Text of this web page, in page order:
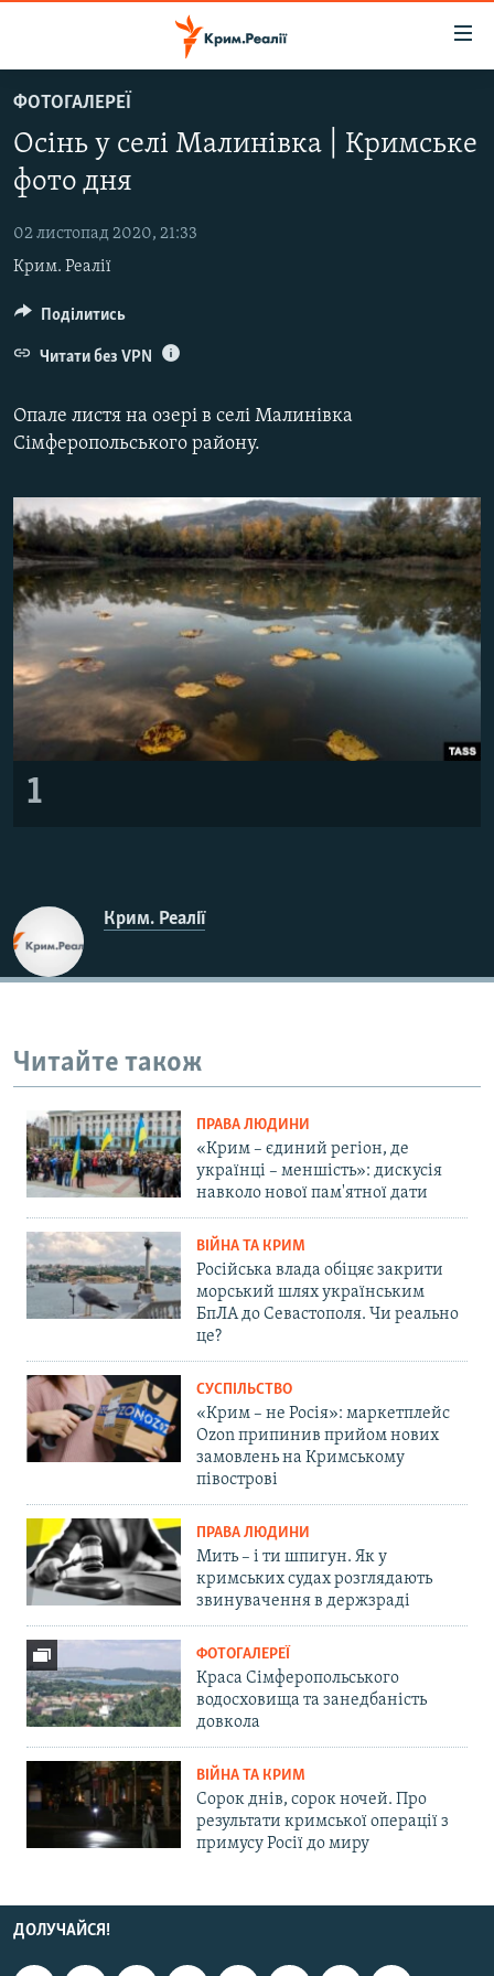
до
основного
матеріалу
Перейти
до
навігації
Перейти
пошуку
ВОДА.КРИМ
ВІДЕО ТА ФОТО
ПОЛІТИКА
БЛОГИ
ПОГЛЯД
ІНТЕРВ'Ю
СПЕЦПРОЕКТИ
ВІДЕОУРОКИ «ELIFBE»
СВІДЧЕННЯ ОКУПАЦІЇ
УКРАЇНСЬКА ПРОБЛЕМА КРИМУ
Русский
Qırımtatar
Усі сайти RFE/RL
ФОТОГАЛЕРЕЇ
Осінь у селі Малинівка | Кримське
фото дня
02 листопад 2020, 21:33
Крим. Реалії
Опале листя на озері в селі Малинівка
Сімферопольського району.
1
Крим. Реалії
Поділитись
Читати без VPN
Читайте також
ПРАВА ЛЮДИНИ
«Крим – єдиний регіон, де
українці – меншість»: дискусія
навколо нової пам'ятної дати
ВІЙНА ТА КРИМ
Російська влада обіцяє закрити
морський шлях українським
БпЛА до Севастополя. Чи реально
це?
СУСПІЛЬСТВО
«Крим – не Росія»: маркетплейс
Ozon припинив прийом нових
замовлень на Кримському
півострові
ПРАВА ЛЮДИНИ
Мить – і ти шпигун. Як у
кримських судах розглядають
звинувачення в держзраді
ФОТОГАЛЕРЕЇ
Краса Сімферопольського
водосховища та занедбаність
довкола
ВІЙНА ТА КРИМ
Сорок днів, сорок ночей. Про
результати кримської операції з
примусу Росії до миру
ДОЛУЧАЙСЯ!